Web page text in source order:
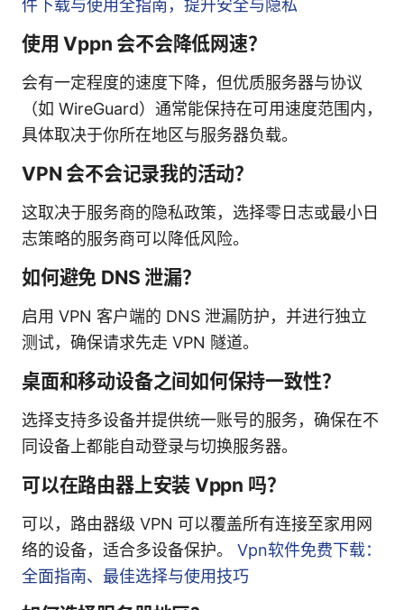
件下载与使用全指南，提升安全与隐私
使用 Vppn 会不会降低网速？
会有一定程度的速度下降，但优质服务器与协议
（如 WireGuard）通常能保持在可用速度范围内，
具体取决于你所在地区与服务器负载。
VPN 会不会记录我的活动？
这取决于服务商的隐私政策，选择零日志或最小日
志策略的服务商可以降低风险。
如何避免 DNS 泄漏？
启用 VPN 客户端的 DNS 泄漏防护，并进行独立
测试，确保请求先走 VPN 隧道。
桌面和移动设备之间如何保持一致性？
选择支持多设备并提供统一账号的服务，确保在不
同设备上都能自动登录与切换服务器。
可以在路由器上安装 Vppn 吗？
可以，路由器级 VPN 可以覆盖所有连接至家用网
络的设备，适合多设备保护。 Vpn软件免费下载：
全面指南、最佳选择与使用技巧